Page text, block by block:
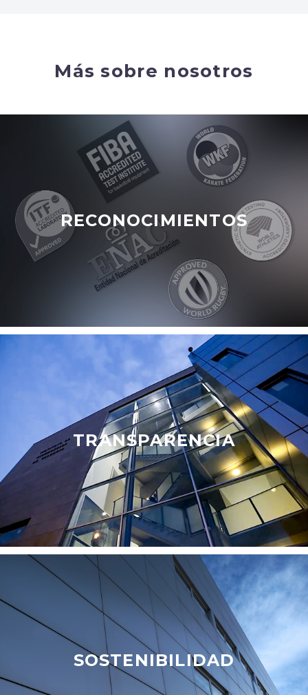
Más sobre nosotros
RECONOCIMIENTOS
TRANSPARENCIA
SOSTENIBILIDAD